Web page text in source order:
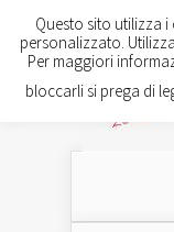
Questo sito utilizza
personalizzato.
Per maggiori
bloccarli si prega di